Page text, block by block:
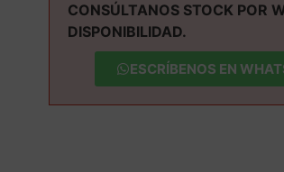
CONSÚLTANOS STOCK POR
DISPONIBILIDAD.
ESCRÍBENOS EN